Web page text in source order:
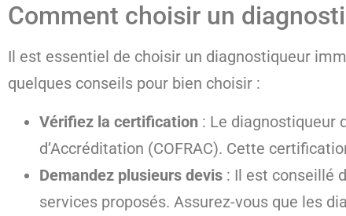
Comment choisir un
Il est essentiel de choisir un diagnostiqueur
quelques conseils pour bien choisir :
Vérifiez la certification : Le diagnostiqueur
d’Accréditation (COFRAC). Cette
Demandez plusieurs devis : Il est conseillé
services proposés. Assurez-vous que les